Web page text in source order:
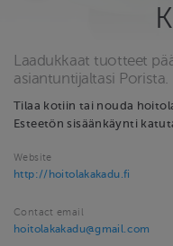
Laadukkaat tuotteet
asiantuntijaltasi Porista.
Tilaa kotiin tai nouda
Esteetön sisäänkäynti
Website
http://hoitolakakadu.fi
Contact email
hoitolakakadu@gmail.com